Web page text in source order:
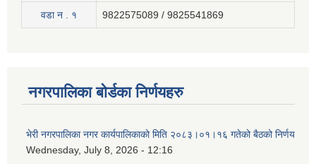
वडा न . १ 9822575089 / 9825541869
नगरपालिका बोर्डका निर्णयहरु
भेरी नगरपालिका नगर कार्यपालिकाको मिति २०८३।०१।१६ गतेको बैठको निर्णय
Wednesday, July 8, 2026 - 12:16